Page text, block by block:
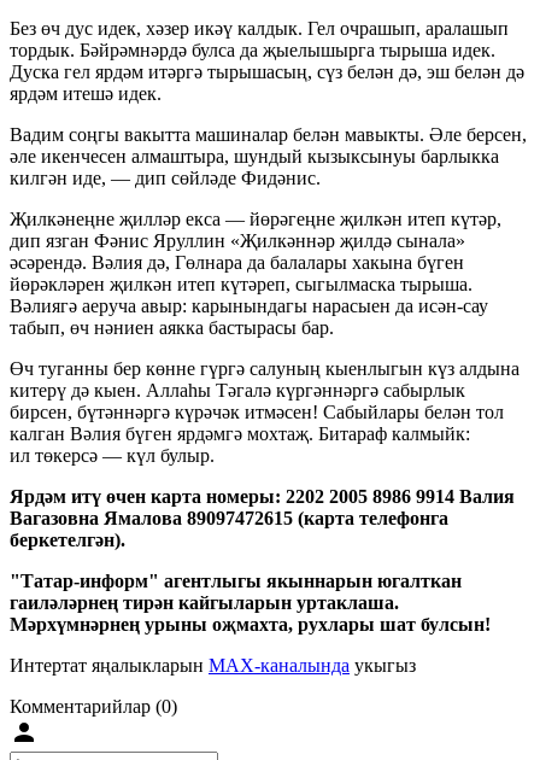
Без өч дус идек, хәзер икәү калдык. Гел очрашып, аралашып
тордык. Бәйрәмнәрдә булса да җыелышырга тырыша идек.
Дуска гел ярдәм итәргә тырышасың, сүз белән дә, эш белән дә
ярдәм итешә идек.
Вадим соңгы вакытта машиналар белән мавыкты. Әле берсен,
әле икенчесен алмаштыра, шундый кызыксынуы барлыкка
килгән иде, — дип сөйләде Фидәнис.
Җилкәнеңне җилләр екса — йөрәгеңне җилкән итеп күтәр,
дип язган Фәнис Яруллин «Җилкәннәр җилдә сынала»
әсәрендә. Вәлия дә, Гөлнара да балалары хакына бүген
йөрәкләрен җилкән итеп күтәреп, сыгылмаска тырыша.
Вәлиягә аеруча авыр: карынындагы нарасыен да исән-сау
табып, өч нәниен аякка бастырасы бар.
Өч туганны бер көнне гүргә салуның кыенлыгын күз алдына
китерү дә кыен. Аллаһы Тәгалә күргәннәргә сабырлык
бирсен, бүтәннәргә күрәчәк итмәсен! Сабыйлары белән тол
калган Вәлия бүген ярдәмгә мохтаҗ. Битараф калмыйк:
ил төкерсә — күл булыр.
Ярдәм итү өчен карта номеры: 2202 2005 8986 9914 Валия
Вагазовна Ямалова 89097472615 (карта телефонга
беркетелгән).
"Татар-информ" агентлыгы якыннарын югалткан
гаиләләрнең тирән кайгыларын уртаклаша.
Мәрхүмнәрнең урыны оҗмахта, рухлары шат булсын!
Интертат яңалыкларын MAX-каналында укыгыз
Комментарийлар (0)